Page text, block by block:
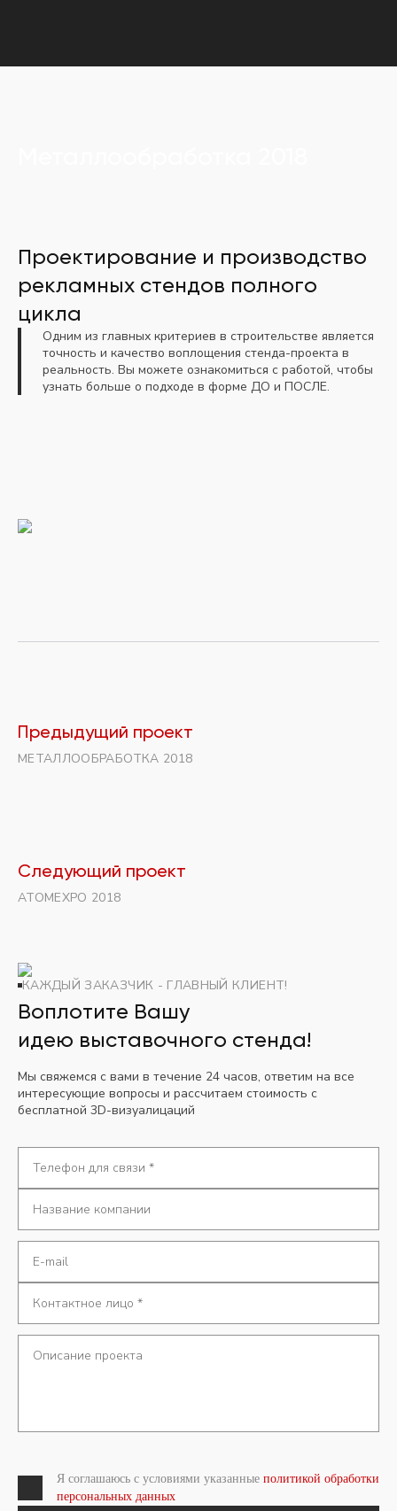
Проектирование и производство
рекламных стендов полного
цикла
Одним из главных критериев в строительстве является
точность и качество воплощения стенда-проекта в
реальность. Вы можете ознакомиться с работой, чтобы
узнать больше о подходе в форме ДО и ПОСЛЕ.
Предыдущий проект
МЕТАЛЛООБРАБОТКА 2018
Следующий проект
ATOMEXPO 2018
КАЖДЫЙ ЗАКАЗЧИК - ГЛАВНЫЙ КЛИЕНТ!
Воплотите Вашу
идею выставочного стенда!
Мы свяжемся с вами в течение 24 часов, ответим на все
интересующие вопросы и рассчитаем стоимость с
бесплатной 3D-визуалицаций
Я соглашаюсь с условиями указанные политикой обработки
персональных данных